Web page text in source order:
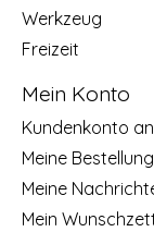
Werkzeug
Freizeit
Mein Konto
Kundenkonto
Meine
Meine
Mein